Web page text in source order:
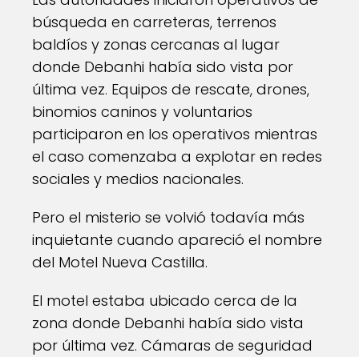
búsqueda en carreteras, terrenos
baldíos y zonas cercanas al lugar
donde Debanhi había sido vista por
última vez. Equipos de rescate, drones,
binomios caninos y voluntarios
participaron en los operativos mientras
el caso comenzaba a explotar en redes
sociales y medios nacionales.
Pero el misterio se volvió todavía más
inquietante cuando apareció el nombre
del Motel Nueva Castilla.
El motel estaba ubicado cerca de la
zona donde Debanhi había sido vista
por última vez. Cámaras de seguridad